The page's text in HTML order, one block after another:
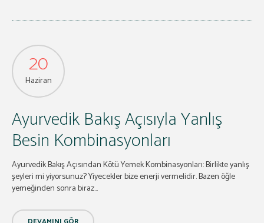
20
Haziran
Ayurvedik Bakış Açısıyla Yanlış
Besin Kombinasyonları
Ayurvedik Bakış Açısından Kötü Yemek Kombinasyonları: Birlikte yanlış
şeyleri mi yiyorsunuz? Yiyecekler bize enerji vermelidir. Bazen öğle
yemeğinden sonra biraz...